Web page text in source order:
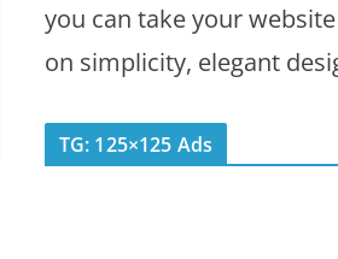
you can take your
on simplicity, elegant
TG: 125×125 Ads